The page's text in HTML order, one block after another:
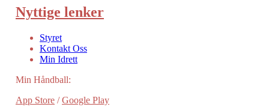
Nyttige lenker
Styret
Kontakt Oss
Min Idrett
Min Håndball:
App Store /Google Play